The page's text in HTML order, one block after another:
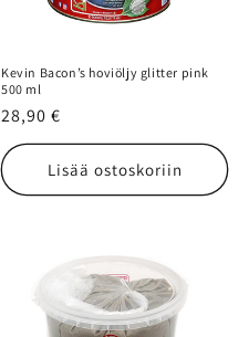
Kevin Bacon’s hoviöljy glitter pink
500 ml
Normaalihinta
28,90 €
Lisää ostoskoriin